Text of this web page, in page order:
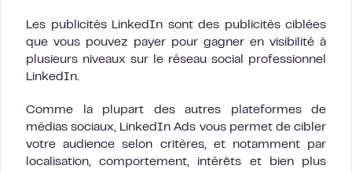
Les publicités LinkedIn sont des publicités ciblées
que vous pouvez payer pour gagner en visibilité à
plusieurs niveaux sur le réseau social professionnel
LinkedIn.
Comme la plupart des autres plateformes de
médias sociaux, LinkedIn Ads vous permet de cibler
votre audience selon critères, et notamment par
localisation, comportement, intérêts et bien plus